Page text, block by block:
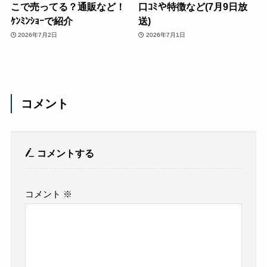
こで売ってる？通販など！
ｹﾝﾐﾝｼｮｰで紹介
2026年7月2日
口ｺﾐや特徴など(7月9日放
送)
2026年7月1日
コメント
コメントする
コメント ※